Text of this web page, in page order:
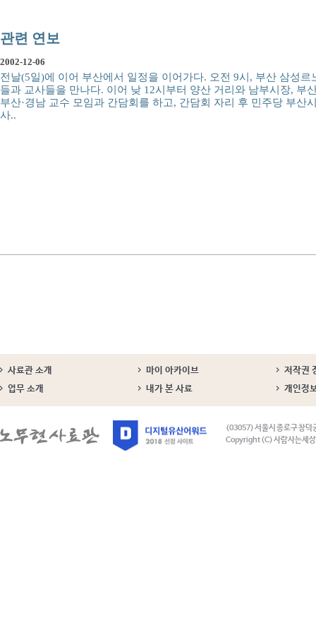
관련 연보
2002-12-06
전날(5일)에 이어 부산에서 일정을 이어가다. 오전 9시, 부산 삼성
들과 교사들을 만나다. 이어 낮 12시부터 양산 거리와 남부시장,
부산·경남 교수 모임과 간담회를 하고, 간담회 자리 후 민주당 부
사..
사료관 소개 마이 아카이브
저작권
업무 소개
내가 본 사료 개인정
(03057) 서울시 종로구 창덕
Copyright (C) 사람사는세